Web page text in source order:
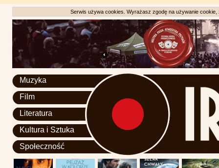
Serwis używa cookies. Wyrażasz zgodę na używanie
Muzyka
Film
Literatura
Kultura i Sztuka
Społeczność